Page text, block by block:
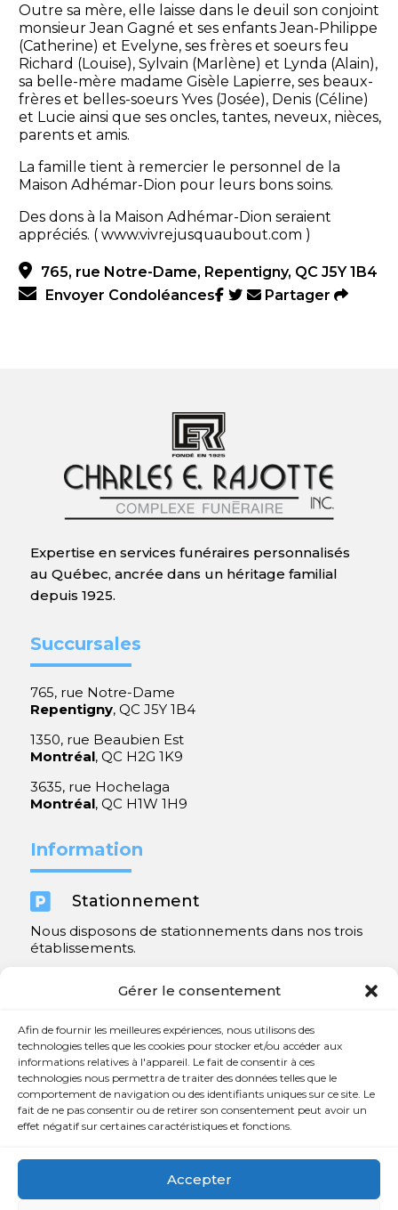
Gérer le consentement
Afin de fournir les meilleures expériences, nous utilisons des
technologies telles que les cookies pour stocker et/ou accéder aux
informations relatives à l'appareil. Le fait de consentir à ces
technologies nous permettra de traiter des données telles que le
comportement de navigation ou des identifiants uniques sur ce site. Le
fait de ne pas consentir ou de retirer son consentement peut avoir un
effet négatif sur certaines caractéristiques et fonctions.
Accepter
Outre sa mère, elle laisse dans le deuil son conjoint
monsieur Jean Gagné et ses enfants Jean-Philippe
(Catherine) et Evelyne, ses frères et soeurs feu
Richard (Louise), Sylvain (Marlène) et Lynda (Alain),
sa belle-mère madame Gisèle Lapierre, ses beaux-
frères et belles-soeurs Yves (Josée), Denis (Céline)
et Lucie ainsi que ses oncles, tantes, neveux, nièces,
parents et amis.
La famille tient à remercier le personnel de la
Maison Adhémar-Dion pour leurs bons soins.
Des dons à la Maison Adhémar-Dion seraient
appréciés. ( www.vivrejusquaubout.com )
765, rue Notre-Dame, Repentigny, QC J5Y 1B4
Envoyer Condoléances
Partager
Expertise en services funéraires personnalisés
au Québec, ancrée dans un héritage familial
depuis 1925.
Succursales
765, rue Notre-Dame
Repentigny, QC J5Y 1B4
1350, rue Beaubien Est
Montréal, QC H2G 1K9
3635, rue Hochelaga
Montréal, QC H1W 1H9
Information
 Stationnement
Nous disposons de stationnements dans nos trois
établissements.
Contact
 450 654-3342
 info@charlesrajotte.com
765, rue Notre-Dame